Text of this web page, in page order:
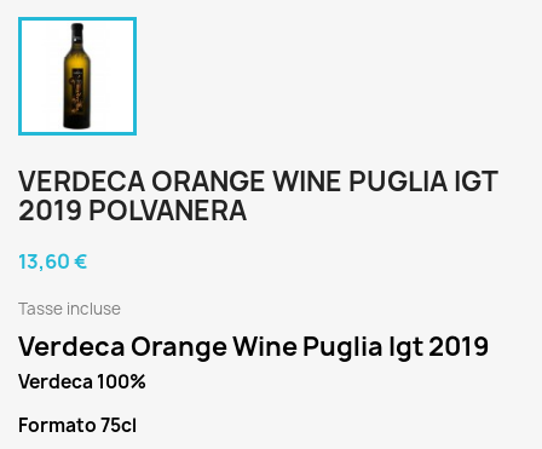
VERDECA ORANGE WINE PUGLIA IGT
2019 POLVANERA
13,60 €
Tasse incluse
Verdeca Orange Wine Puglia Igt 2019
Verdeca 100%
Formato 75cl